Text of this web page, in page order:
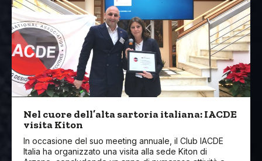
Nel cuore dell’alta sartoria italiana: IACDE
visita Kiton
In occasione del suo meeting annuale, il Club IACDE
Italia ha organizzato una visita alla sede Kiton di